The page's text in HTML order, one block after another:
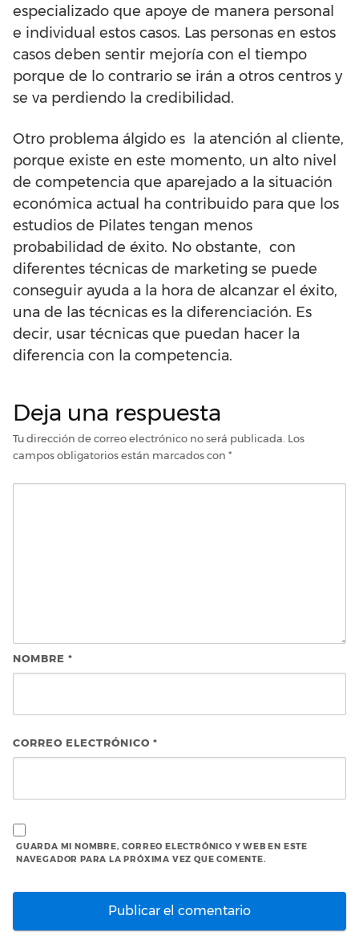
especializado que apoye de manera personal
e individual estos casos. Las personas en estos
casos deben sentir mejoría con el tiempo
porque de lo contrario se irán a otros centros y
se va perdiendo la credibilidad.
Otro problema álgido es la atención al cliente,
porque existe en este momento, un alto nivel
de competencia que aparejado a la situación
económica actual ha contribuido para que los
estudios de Pilates tengan menos
probabilidad de éxito. No obstante, con
diferentes técnicas de marketing se puede
conseguir ayuda a la hora de alcanzar el éxito,
una de las técnicas es la diferenciación. Es
decir, usar técnicas que puedan hacer la
diferencia con la competencia.
Deja una respuesta
Tu dirección de correo electrónico no será publicada. Los
campos obligatorios están marcados con *
NOMBRE *
CORREO ELECTRÓNICO *
GUARDA MI NOMBRE, CORREO ELECTRÓNICO Y WEB EN ESTE
NAVEGADOR PARA LA PRÓXIMA VEZ QUE COMENTE.